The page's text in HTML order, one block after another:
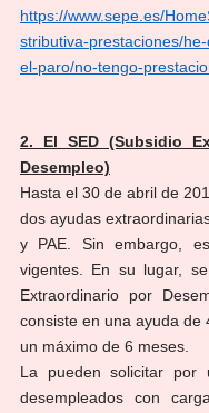
https://www.sepe.es/
stributiva-prestaciones/
el-paro/no-tengo-
2. El SED (Subsidio
Desempleo)
Hasta el 30 de abril de
dos ayudas
y PAE. Sin embargo,
vigentes. En su lugar,
Extraordinario por
consiste en una ayuda de
un máximo de 6 meses.
La pueden solicitar por
desempleados con